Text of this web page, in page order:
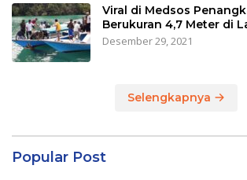
Viral di Medsos
Berukuran 4,7 Meter di
Desember 29, 2021
Selengkapnya
Popular Post